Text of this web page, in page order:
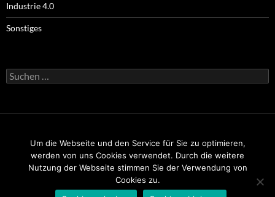
Industrie 4.0
Sonstiges
Suchen
nach:
Impressum
Datenschutz
Um die Webseite und den Service für Sie zu optimieren,
werden von uns Cookies verwendet. Durch die weitere
Nutzung der Webseite stimmen Sie der Verwendung von
Cookies zu.